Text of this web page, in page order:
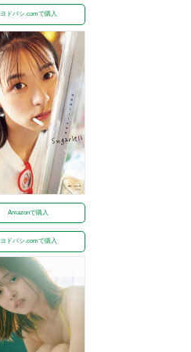
ヨドバシ.comで購入
Amazonで購入
ヨドバシ.comで購入